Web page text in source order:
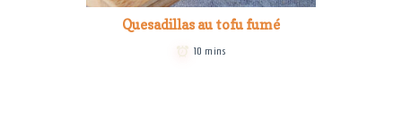
Quesadillas au tofu fumé
10 mins